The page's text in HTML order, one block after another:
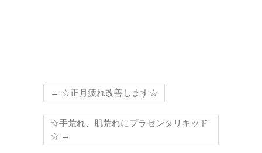
← ☆正月疲れ改善します☆
☆手荒れ、肌荒れにプラセンタリキッド
☆ →